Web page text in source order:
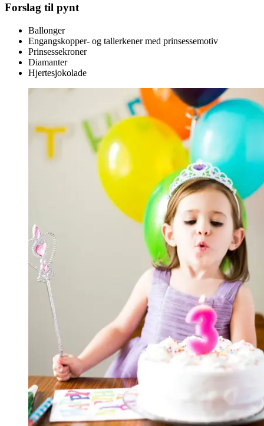
Forslag til pynt
Ballonger
Engangskopper- og tallerkener med prinsessemotiv
Prinsessekroner
Diamanter
Hjertesjokolade